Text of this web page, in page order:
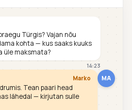
Türgis? Vajan nõu
kohta — kus saaks kuuks
üle maksmata?
14:23
MA
Marko
Tean paari head
lähedal — kirjutan sulle